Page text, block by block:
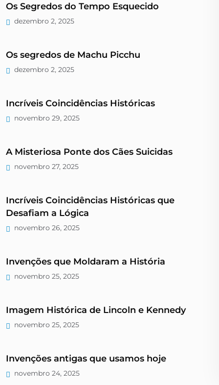
Os Segredos do Tempo Esquecido
dezembro 2, 2025
Os segredos de Machu Picchu
dezembro 2, 2025
Incríveis Coincidências Históricas
novembro 29, 2025
A Misteriosa Ponte dos Cães Suicidas
novembro 27, 2025
Incríveis Coincidências Históricas que
Desafiam a Lógica
novembro 26, 2025
Invenções que Moldaram a História
novembro 25, 2025
Imagem Histórica de Lincoln e Kennedy
novembro 25, 2025
Invenções antigas que usamos hoje
novembro 24, 2025